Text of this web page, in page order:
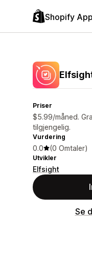
Shopify
Priser
$5.99/måned.
tilgjengelig.
Vurdering
0.0 (0 Omtaler)
Utvikler
Elfsight
Se